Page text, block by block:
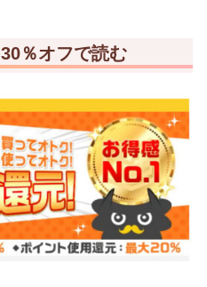
％オフで読む